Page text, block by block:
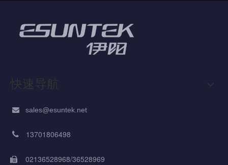
快速导航
 sales@esuntek.net
 13701806498
 02136528968/36528969